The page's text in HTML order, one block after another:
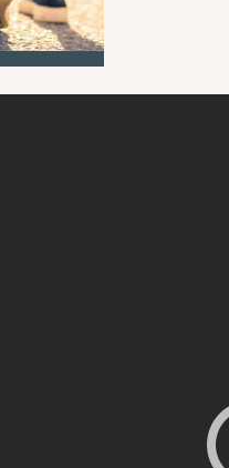
Pasen.